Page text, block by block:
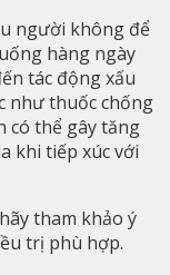
người không để
hàng ngày
tác động xấu
như thuốc chống
có thể gây tăng
khi tiếp xúc với
tham khảo ý
trị phù hợp.